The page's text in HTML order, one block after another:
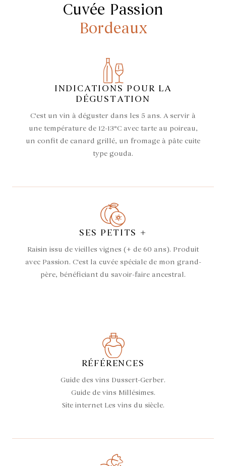
Cuvée Passion
Bordeaux
INDICATIONS POUR LA
DÉGUSTATION
C'est un vin à déguster dans les 5 ans. A servir à
une température de 12-13°C avec tarte au poireau,
un confit de canard grillé, un fromage à pâte cuite
type gouda.
SES PETITS +
Raisin issu de vieilles vignes (+ de 60 ans). Produit
avec Passion. C'est la cuvée spéciale de mon grand-
père, bénéficiant du savoir-faire ancestral.
RÉFÉRENCES
Guide des vins Dussert-Gerber.
Guide de vins Millésimes.
Site internet Les vins du siècle.